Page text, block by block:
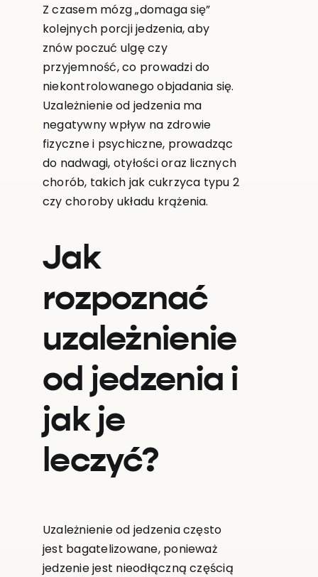
Z czasem mózg „domaga się”
kolejnych porcji jedzenia, aby
znów poczuć ulgę czy
przyjemność, co prowadzi do
niekontrolowanego objadania się.
Uzależnienie od jedzenia ma
negatywny wpływ na zdrowie
fizyczne i psychiczne, prowadząc
do nadwagi, otyłości oraz licznych
chorób, takich jak cukrzyca typu 2
czy choroby układu krążenia.
Jak
rozpoznać
uzależnienie
od jedzenia i
jak je
leczyć?
Uzależnienie od jedzenia często
jest bagatelizowane, ponieważ
jedzenie jest nieodłączną częścią